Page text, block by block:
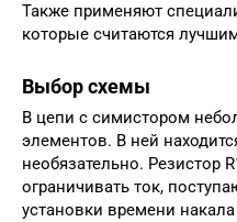
Также применяют
которые считаются
Выбор схемы
В цепи с симистором
элементов. В ней
необязательно. Резистор
ограничивать ток,
установки времени